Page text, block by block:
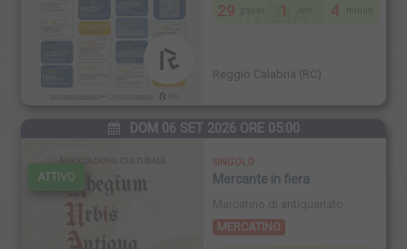
INIZIA
29 1 4
Reggio Calabria (RC)
DOM 06 SET 2026 ORE 05:00
ATTIVO
SINGOLO
Mercante in fiera
MERCATINO